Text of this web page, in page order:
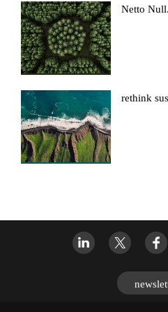
Netto Null.
rethink